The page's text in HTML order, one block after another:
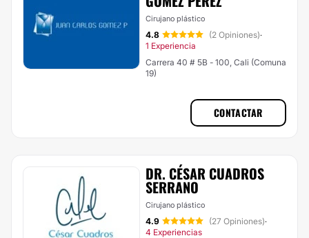
Cirujano plástico
4.8 (2 Opiniones)·
1 Experiencia
Carrera 40 # 5B - 100, Cali (Comuna
19)
CONTACTAR
DR. CÉSAR CUADROS
SERRANO
Cirujano plástico
4.9 (27 Opiniones)·
4 Experiencias